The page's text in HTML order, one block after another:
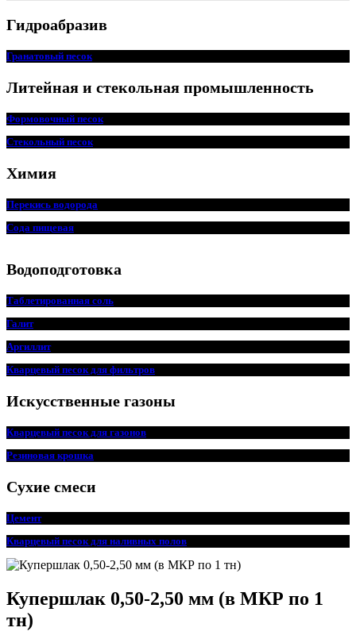
Гидроабразив
Гранатовый песок
Литейная и стекольная промышленность
Формовочный песок
Стекольный песок
Химия
Перекись водорода
Сода пищевая
Водоподготовка
Таблетированная соль
Галит
Аргиллит
Кварцевый песок для фильтров
Искусственные газоны
Кварцевый песок для газонов
Резиновая крошка
Сухие смеси
Цемент
Кварцевый песок для наливных полов
Купершлак 0,50-2,50 мм (в МКР по 1
тн)